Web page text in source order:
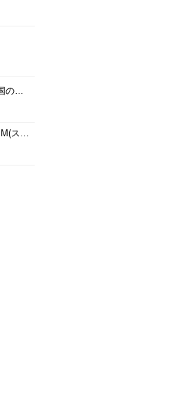
1日約260円で借りれる♡韓国のWiFiレンタルおすすめ「WiFi弁当(WiFi Dosirak)」
韓国旅行のeSIMは「SkyeSiM(スカイイーシム)」！1日単位で最安値380円から利用可能！